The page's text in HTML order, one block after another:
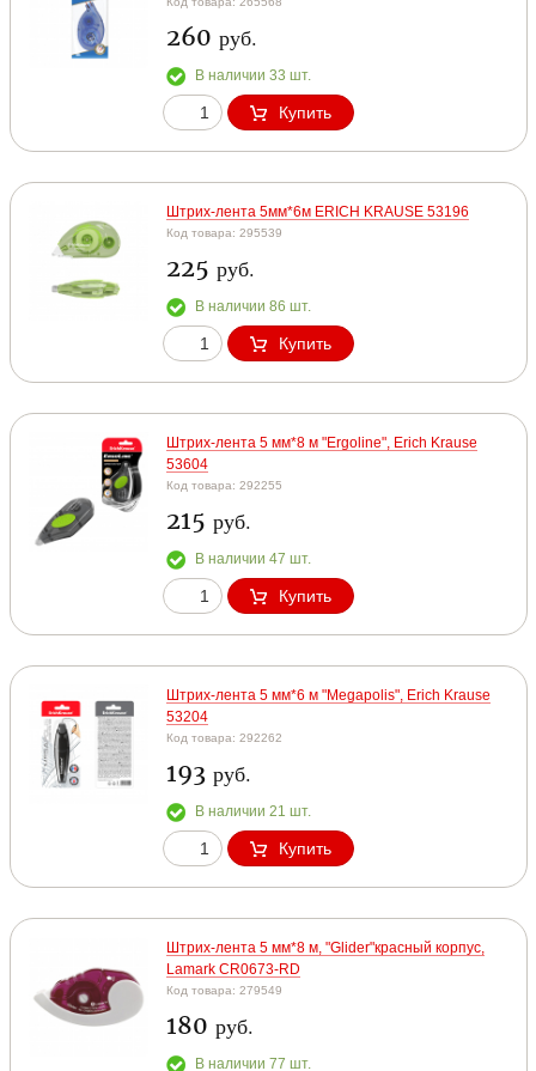
260 руб.
В наличии 33 шт.
Купить
Штрих-лента 5мм*6м ERICH KRAUSE 53196
Код товара: 295539
225 руб.
В наличии 86 шт.
Купить
Штрих-лента 5 мм*8 м "Ergoline", Erich Krause
53604
Код товара: 292255
215 руб.
В наличии 47 шт.
Купить
Штрих-лента 5 мм*6 м "Megapolis", Erich Krause
53204
Код товара: 292262
193 руб.
В наличии 21 шт.
Купить
Штрих-лента 5 мм*8 м, "Glider"красный корпус,
Lamark CR0673-RD
Код товара: 279549
180 руб.
В наличии 77 шт.